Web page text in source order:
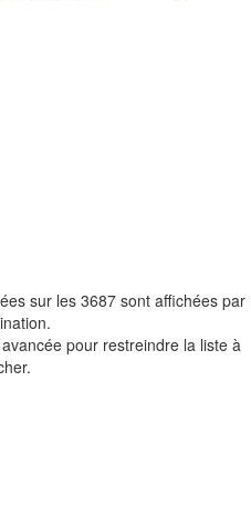
sur les 3687 sont affichées par
pour restreindre la liste à